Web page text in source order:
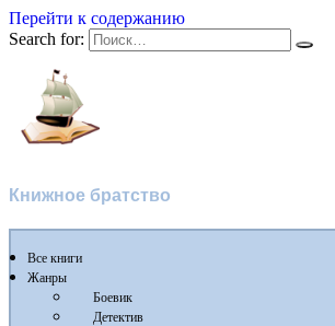
Перейти к содержанию
Search for:
Книжное братство
Все книги
Жанры
Боевик
Детектив